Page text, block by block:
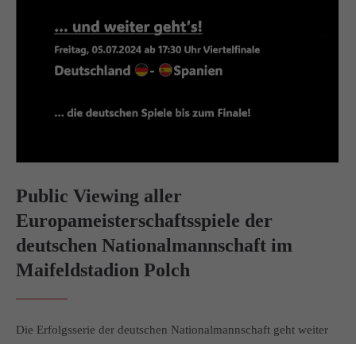
+44 1234 567 890
Drop us a line
info@yourdomain.com
About us
sociis natoque penatibus et magnis dis parturient montes,
nascetur ridiculus mus. Donec quam felis, ultricies nec.
Public Viewing aller
Europameisterschaftsspiele der
deutschen Nationalmannschaft im
Maifeldstadion Polch
Die Erfolgsserie der deutschen Nationalmannschaft geht weiter